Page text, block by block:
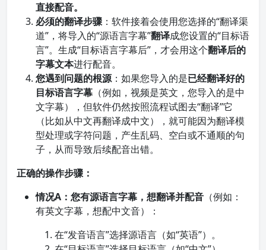
直接配音。
必须的翻译步骤：软件接着会使用您选择的“翻译渠
道”，将导入的“源语言字幕”翻译成您设置的“目标语
言”。生成“目标语言字幕后”，才会用这个翻译后的
字幕文本进行配音。
您遇到问题的根源：如果您导入的是已经翻译好的
目标语言字幕 （例如，视频是英文，您导入的是中
文字幕），但软件仍然按照流程试图去“翻译”它
（比如从中文再翻译成中文），就可能因为翻译模
型处理或字符问题，产生乱码、空白或不通顺的句
子，从而导致后续配音出错。
正确的操作步骤：
情况A：您有源语言字幕，想翻译并配音 （例如：
有英文字幕，想配中文音）：
在“发音语言”选择源语言（如“英语”）。